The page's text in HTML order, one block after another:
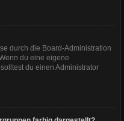
durch die Board-Administration
du eine eigene
du einen Administrator